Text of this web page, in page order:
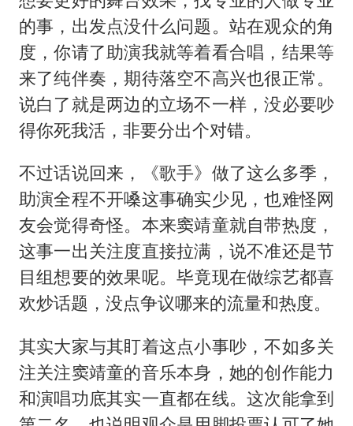
的事，出发点没什么问题。站在观众的角
度，你请了助演我就等着看合唱，结果等
来了纯伴奏，期待落空不高兴也很正常。
说白了就是两边的立场不一样，没必要吵
得你死我活，非要分出个对错。
不过话说回来，《歌手》做了这么多季，
助演全程不开嗓这事确实少见，也难怪网
友会觉得奇怪。本来窦靖童就自带热度，
这事一出关注度直接拉满，说不准还是节
目组想要的效果呢。毕竟现在做综艺都喜
欢炒话题，没点争议哪来的流量和热度。
其实大家与其盯着这点小事吵，不如多关
注关注窦靖童的音乐本身，她的创作能力
和演唱功底其实一直都在线。这次能拿到